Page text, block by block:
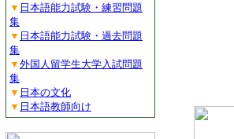
▼ 日本語能力試験・練習問題
集
▼ 日本語能力試験・過去問題
集
▼ 外国人留学生大学入試問題
集
▼ 日本の文化
▼ 日本語教師向け